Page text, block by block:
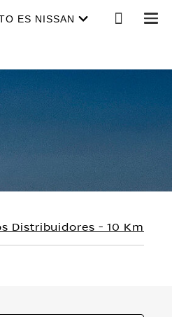
ES NISSAN
Distribuidores - 10 Km